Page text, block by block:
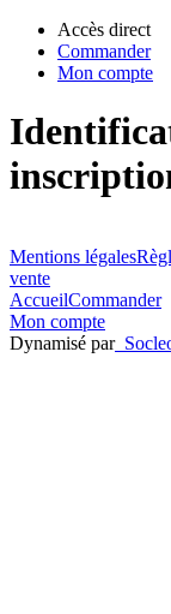
Accès direct
Commander
Mon compte
Mentions légales
vente
AccueilCommander
Mon compte
Dynamisé par